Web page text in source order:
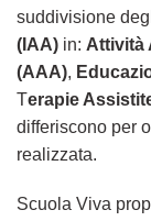
suddivisione
(IAA) in: Attività
(AAA),
Terapie
differiscono per
realizzata.
Scuola Viva